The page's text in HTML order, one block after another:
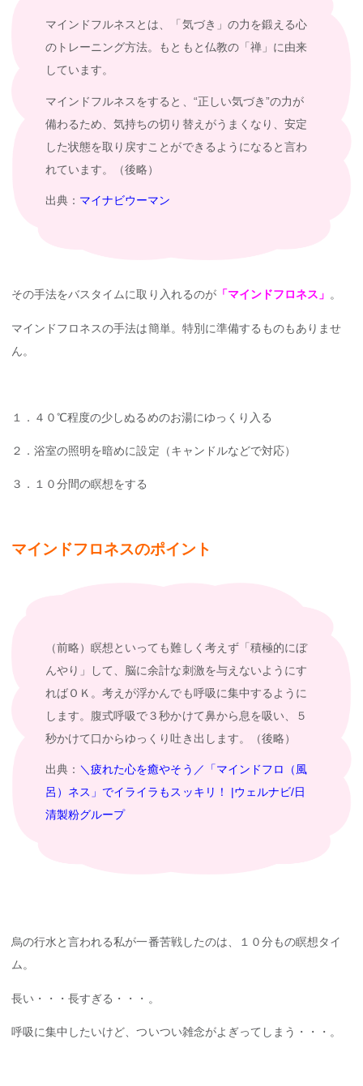
マインドフルネスとは、「気づき」の力を鍛える心
のトレーニング方法。もともと仏教の「禅」に由来
しています。
マインドフルネスをすると、“正しい気づき”の力が
備わるため、気持ちの切り替えがうまくなり、安定
した状態を取り戻すことができるようになると言わ
れています。（後略）
出典： マイナビウーマン
その手法をバスタイムに取り入れるのが「マインドフロネス」 。
マインドフロネスの手法は簡単。特別に準備するものもありませ
ん。
１．４０℃程度の少しぬるめのお湯にゆっくり入る
２．浴室の照明を暗めに設定（キャンドルなどで対応）
３．１０分間の瞑想をする
マインドフロネスのポイント
（前略）瞑想といっても難しく考えず「積極的にぼ
んやり」して、脳に余計な刺激を与えないようにす
ればＯＫ。考えが浮かんでも呼吸に集中するように
します。腹式呼吸で３秒かけて鼻から息を吸い、５
秒かけて口からゆっくり吐き出します。（後略）
出典： ＼疲れた心を癒やそう／「マインドフロ（風
呂）ネス」でイライラもスッキリ！
|ウェルナビ/日
清製粉グループ
烏の行水と言われる私が一番苦戦したのは、１０分もの瞑想タイ
ム。
長い・・・長すぎる・・・。
呼吸に集中したいけど、ついつい雑念がよぎってしまう・・・。